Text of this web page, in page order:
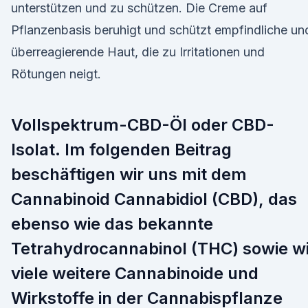
unterstützen und zu schützen. Die Creme auf
Pflanzenbasis beruhigt und schützt empfindliche
überreagierende Haut, die zu Irritationen und
Rötungen neigt.
Vollspektrum-CBD-Öl oder CBD-
Isolat. Im folgenden Beitrag
beschäftigen wir uns mit dem
Cannabinoid Cannabidiol (CBD), das
ebenso wie das bekannte
Tetrahydrocannabinol (THC) sowie
viele weitere Cannabinoide und
Wirkstoffe in der Cannabispflanze